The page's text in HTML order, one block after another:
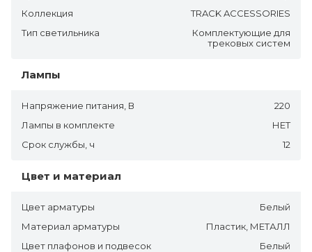
Коллекция
TRACK ACCESSORIES
Тип светильника
Комплектующие для
трековых систем
Лампы
Напряжение питания, В
220
Лампы в комплекте
НЕТ
Срок службы, ч
12
Цвет и материал
Цвет арматуры
Белый
Материал арматуры
Пластик, МЕТАЛЛ
Цвет плафонов и подвесок
Белый